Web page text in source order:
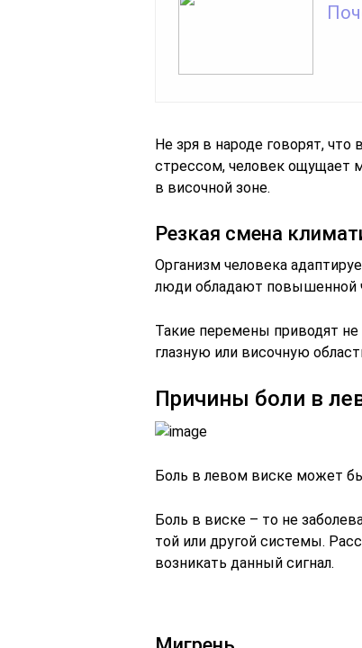
Не зря в народе говорят,
стрессом, человек ощущает
в височной зоне.
Резкая смена
Организм человека
люди обладают повышенной
Такие перемены приводят
глазную или височную
Причины боли в
Боль в левом виске может
Боль в виске – то не
той или другой системы.
возникать данный сигнал.